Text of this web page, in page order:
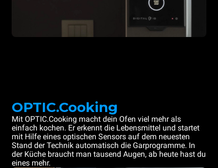
OPTIC.Cooking
Mit OPTIC.Cooking macht dein Ofen viel mehr als
einfach kochen. Er erkennt die Lebensmittel und startet
mit Hilfe eines optischen Sensors auf dem neuesten
Stand der Technik automatisch die Garprogramme. In
der Küche braucht man tausend Augen, ab heute hast du
eines mehr.